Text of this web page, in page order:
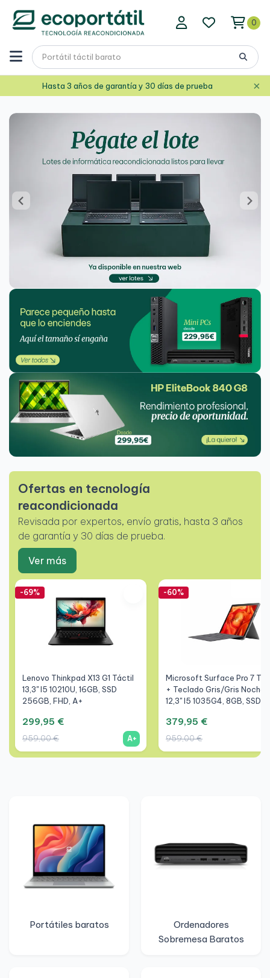
0
Hasta 3 años de garantía y 30 días de prueba ×
Ofertas en tecnología
reacondicionada
Revisada por expertos, envío gratis, hasta 3 años
de garantía y 30 días de prueba.
Ver más
-69%
Lenovo Thinkpad X13 G1 Táctil
13,3" I5 10210U, 16GB, SSD
256GB, FHD, A+
299,95 €
959,00 € A+
-60%
Microsoft Surface Pro 7
+ Teclado Gris/Gris Noche
12,3" I5 1035G4, 8GB, SSD
379,95 €
959,00 €
Portátiles baratos
Ordenadores
Sobremesa Baratos